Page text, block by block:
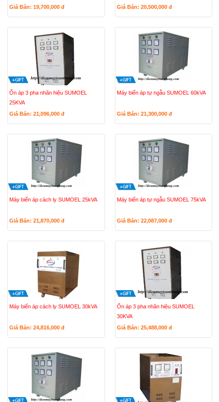
Giá Bán: 19,700,000 đ Giá Bán: 20,500,000 đ
Ổn áp 3 pha nhãn hiệu SUMOEL
25KVA
Giá Bán: 21,096,000 đ
Máy biến áp tự ngẫu SUMOEL 60kVA
Giá Bán: 21,300,000 đ
Máy biến áp cách ly SUMOEL 25kVA
Giá Bán: 21,870,000 đ
Máy biến áp tự ngẫu SUMOEL 75kVA
Giá Bán: 22,087,000 đ
Máy biến áp cách ly SUMOEL 30kVA
Giá Bán: 24,816,000 đ
Ổn áp 3 pha nhãn hiệu SUMOEL
30KVA
Giá Bán: 25,488,000 đ